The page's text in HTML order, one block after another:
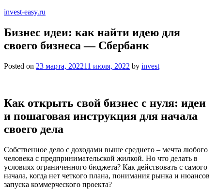
invest-easy.ru
Бизнес идеи: как найти идею для
своего бизнеса — Сбербанк
Posted on 23 марта, 202211 июля, 2022 by invest
Как открыть свой бизнес с нуля: идеи
и пошаговая инструкция для начала
своего дела
Собственное дело с доходами выше среднего – мечта любого
человека с предпринимательской жилкой. Но что делать в
условиях ограниченного бюджета? Как действовать с самого
начала, когда нет четкого плана, понимания рынка и нюансов
запуска коммерческого проекта?